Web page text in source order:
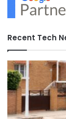
Recent Tech